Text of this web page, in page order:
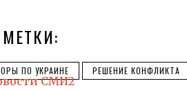
МЕТКИ:
ПО УКРАИНЕ РЕШЕНИЕ КОНФЛИКТА
СМИ2